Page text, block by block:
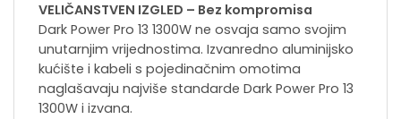
VELIČANSTVEN IZGLED – Bez kompromisa
Dark Power Pro 13 1300W ne osvaja samo svojim
unutarnjim vrijednostima. Izvanredno aluminijsko
kućište i kabeli s pojedinačnim omotima
naglašavaju najviše standarde Dark Power Pro 13
1300W i izvana.